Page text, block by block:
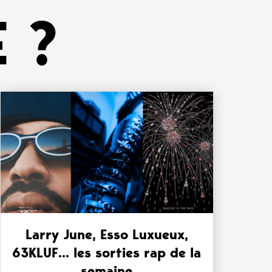
?
Larry June, Esso Luxueux,
63KLUF… les sorties rap de la